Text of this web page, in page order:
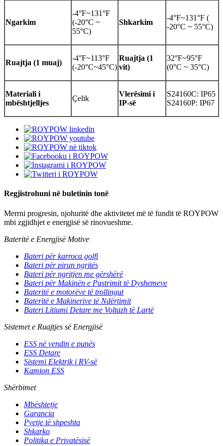
Ngarkim
-4°F~131°F
(-20°C ~
55°C)
Shkarkim
-4°F~131°F (
-20°C ~ 55°C)
Ruajtja (1 muaj)
-4°F~113°F
(-20°C~45°C)
Ruajtja (1
vit)
32°F~95°F
(0°C ~ 35°C)
Materiali i
mbështjelljes
Çelik
Vlerësimi i
IP-së
S24160C: IP65
S24160P: IP67
Regjistrohuni në buletinin tonë
Merrni progresin, njohuritë dhe aktivitetet më të fundit të ROYPOW
mbi zgjidhjet e energjisë së rinovueshme.
Bateritë e Energjisë Motive
Bateri për karroca golfi
Bateri për pirun ngritës
Bateri për ngritjen me gërshërë
Bateri për Makinën e Pastrimit të Dyshemeve
Bateritë e motorëve të trollingut
Bateritë e Makinerive të Ndërtimit
Bateri Litiumi Detare me Voltazh të Lartë
Sistemet e Ruajtjes së Energjisë
ESS në vendin e punës
ESS Detare
Sistemi Elektrik i RV-së
Kamion ESS
Shërbimet
Mbështetje
Garancia
Pyetje të shpeshta
Shkarko
Politika e Privatësisë